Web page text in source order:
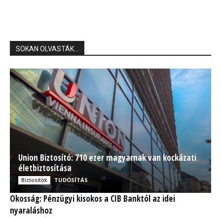
SOKAN OLVASTÁK...
Union Biztosító: 710 ezer magyarnak van kockázati
életbiztosítása
Biztosítók TUDÓSÍTÁS
Okosság: Pénzügyi kisokos a CIB Banktól az idei
nyaraláshoz